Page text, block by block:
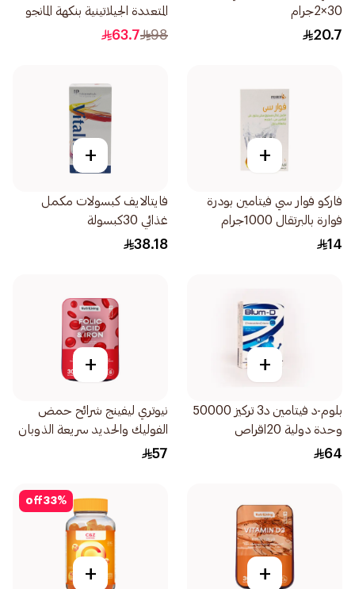
30×2جرام
20.7
المتعددة الجيلاتينية بنكهة المانجو
الطبيعية 60قطعة
98
63.7
+
فاركو فوار سي فيتامين بودرة
فوارة بالبرتقال 1000جرام
14
+
فايتالايف كبسولات مكمل
غذائي 30كبسولة
38.18
+
بلوم-د فيتامين د3 تركيز 50000
وحدة دولية 20اقراص
64
+
نيوتري ليفينج شرائح حمض
الفوليك والحديد سريعة الذوبان
بالفم 30قطعة
57
+
33%
off
+